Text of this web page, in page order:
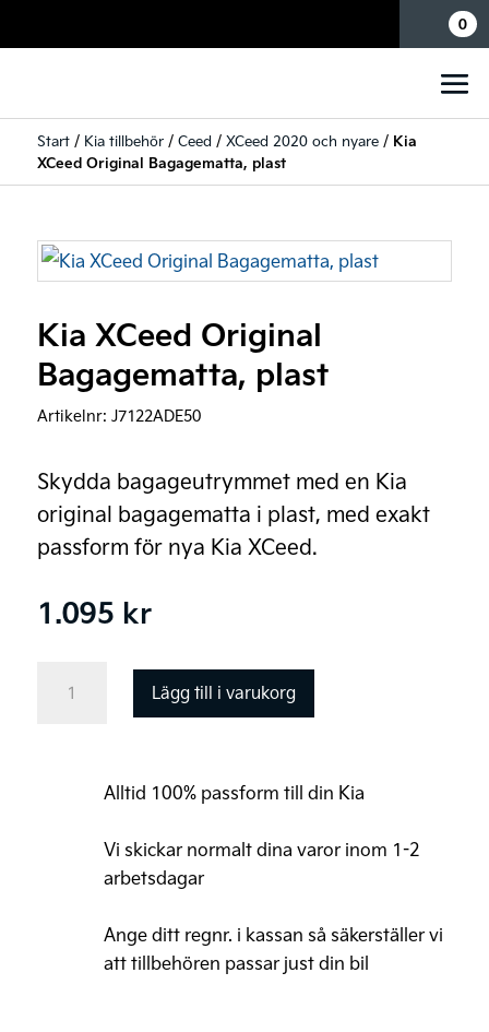
0
Start/ Kia tillbehör/ Ceed / XCeed 2020 och nyare/ Kia
XCeed Original Bagagematta, plast
Kia XCeed Original
Bagagematta, plast
Artikelnr: J7122ADE50
Skydda bagageutrymmet med en Kia
original bagagematta i plast, med exakt
passform för nya Kia XCeed.
1.095 kr
Lägg till i varukorg
Alltid 100% passform till din Kia
Vi skickar normalt dina varor inom 1-2
arbetsdagar
Ange ditt regnr. i kassan så säkerställer vi
att tillbehören passar just din bil